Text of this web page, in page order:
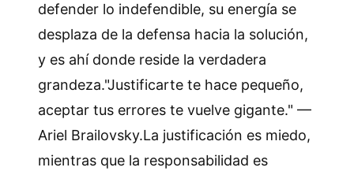
defender lo indefendible, su energía se
desplaza de la defensa hacia la solución,
y es ahí donde reside la verdadera
grandeza."Justificarte te hace pequeño,
aceptar tus errores te vuelve gigante." —
Ariel Brailovsky.La justificación es miedo,
mientras que la responsabilidad es